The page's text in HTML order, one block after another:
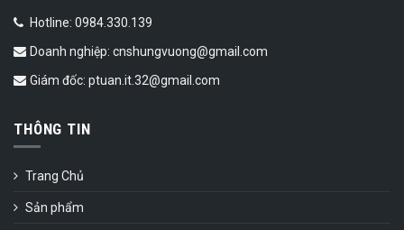
Hotline: 0984.330.139
Doanh nghiệp: cnshungvuong@gmail.com
Giám đốc: ptuan.it.32@gmail.com
THÔNG TIN
Trang Chủ
Sản phẩm